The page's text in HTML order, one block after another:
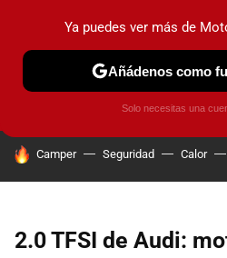
PRUEBAS COCHES
HOY SE HABLA DE
Camper Seguridad Calor
2.0 TFSI de Audi:
Ya puedes ver más de
Añádenos como
Solo necesitas una